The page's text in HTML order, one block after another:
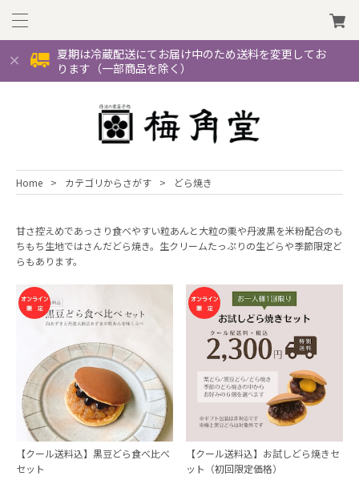
夏期は冷蔵配送にてお届け中のため送料を変更してお
ります（一部商品を除く）
Home カテゴリからさがす どら焼き
甘さ控えめであっさり食べやすい粒あんと大粒の栗や丹波黒を米粉配合のも
ちもち生地ではさんだどら焼き。生クリームたっぷりの生どらや季節限定ど
らもあります。
【クール送料込】黒豆どら食べ比べ
セット
【クール送料込】お試しどら焼きセ
ット（初回限定価格）